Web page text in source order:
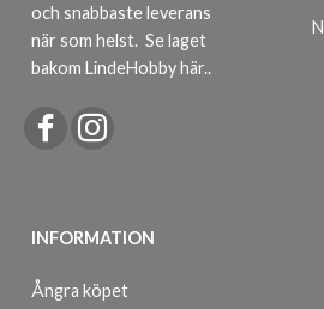
och snabbaste leverans
när som helst. Se laget
bakom LindeHobby här..
INFORMATION
Ångra köpet